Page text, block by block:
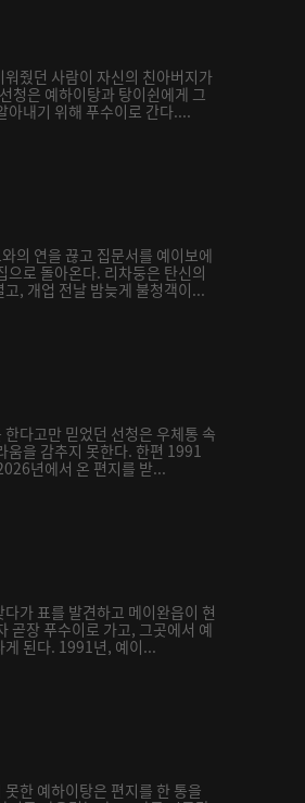
줬던 사람이 자신의 친아버지가
청은 예하이탕과 탕이쉰에게 그
아내기 위해 푸수이로 간다....
의 연을 끊고 집문서를 예이보에
으로 돌아온다. 리차둥은 탄신의
, 개업 전날 밤늦게 불청객이...
다고만 믿었던 선청은 우체통 속
움을 감추지 못한다. 한편 1991
년에서 온 편지를 받...
가 표를 발견하고 메이완읍이 현
곧장 푸수이로 가고, 그곳에서 예
게 된다. 1991년, 예이...
한 예하이탕은 편지를 한 통을